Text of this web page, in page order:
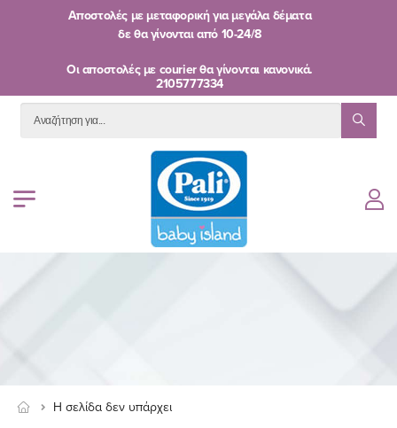
Αποστολές με μεταφορική για μεγάλα δέματα
δε θα γίνονται από 10-24/8
Oι αποστολές με courier θα γίνονται κανονικά.
2105777334
Η σελίδα δεν υπάρχει